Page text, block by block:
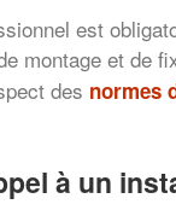
est
montage et de
des normes
à un